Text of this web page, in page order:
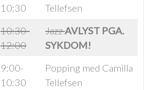
10:30
Tellefsen
10:30-
12:00
JazzAVLYST PGA.
SYKDOM!
9:00-
10:30
Popping med Camilla
Tellefsen